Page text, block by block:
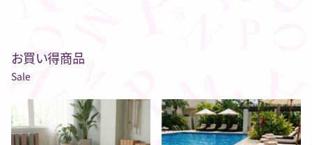
お買い得商品
Sale